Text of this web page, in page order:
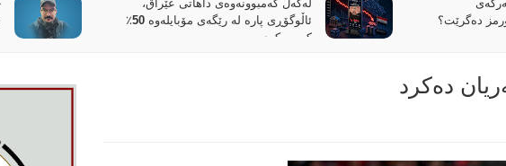
داهاتی عێراق،
«پیانۆ» و فەلسەفەی ناتەواوبوون
خوێندنەوەیەکی باختینی
دەکرد